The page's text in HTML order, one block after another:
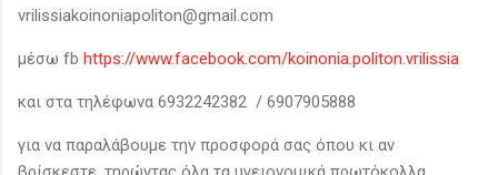
vrilissiakoinoniapoliton@gmail.com
μέσω fb https://www.facebook.com/koinonia.politon.vrilissia
και στα τηλέφωνα 6932242382 / 6907905888
για να παραλάβουμε την προσφορά σας όπου κι αν